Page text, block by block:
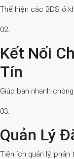
Thể hiện các BDS ở
02.
Kết Nối
Tín
Giúp bạn nhanh
03.
Quản Lý
Tiện ích quản lý,